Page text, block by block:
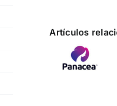
Artículos